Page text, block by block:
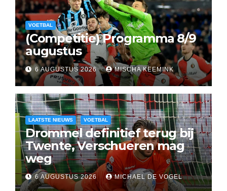
VOETBAL
(Competitie) Programma 8/9
augustus
6 AUGUSTUS 2026 MISCHA KEEMINK
LAATSTE NIEUWS VOETBAL
Drommel definitief terug bij
Twente, Verschueren mag
weg
6 AUGUSTUS 2026 MICHAEL DE VOGEL